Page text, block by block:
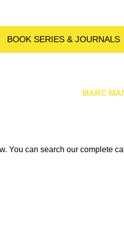
BOOK SERIES & JOURNALS
MARC
You can search our complete